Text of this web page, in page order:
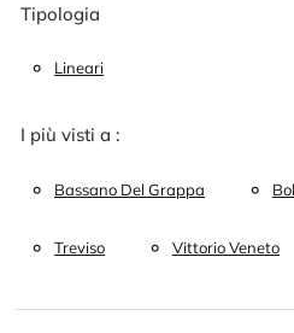
Tipologia
Lineari
I più visti a :
Bassano Del Grappa
Treviso Vittorio Veneto